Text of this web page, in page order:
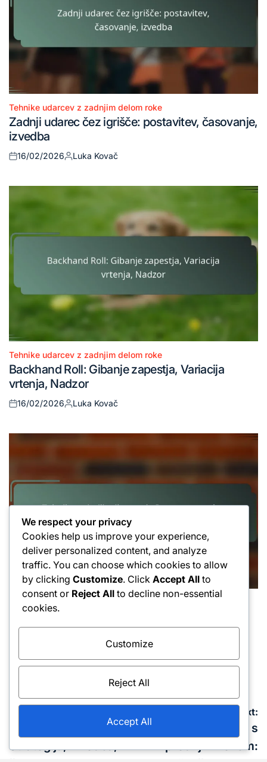
Posted
in
Tehnike udarcev z zadnjim delom roke
Zadnji udarec čez igrišče: postavitev, časovanje,
izvedba
Posted
16/02/2026
Posted
Luka Kovač
Posted
in
Tehnike udarcev z zadnjim delom roke
Backhand Roll: Gibanje zapestja, Variacija
vrtenja, Nadzor
Posted
16/02/2026
Posted
Luka Kovač
Posted
Tehnike zamahov z roko naprej
Tehnike neizsiljenih napak: Pogoste napake,
Popravek, Tehnika
Posted
by
Luka Kovač
Post
Serviraj in napadi:
Strategija, izvedba,
Next:
Tehnike pristopa s
prednjim rezom:
We respect your privacy
Cookies help us improve your experience,
deliver personalized content, and analyze
traffic. You can choose which cookies to allow
by clicking Customize. Click Accept All to
consent or Reject All to decline non-essential
cookies.
Customize
Reject All
Accept All